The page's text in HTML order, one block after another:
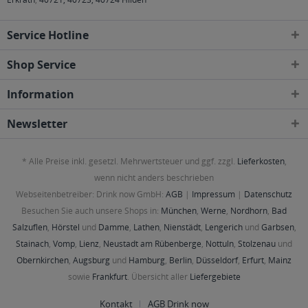
Service Hotline
Shop Service
Information
Newsletter
* Alle Preise inkl. gesetzl. Mehrwertsteuer und ggf. zzgl. Lieferkosten,
wenn nicht anders beschrieben
Webseitenbetreiber: Drink now GmbH: AGB | Impressum | Datenschutz
Besuchen Sie auch unsere Shops in: München, Werne, Nordhorn, Bad
Salzuflen, Hörstel und Damme, Lathen, Nienstädt, Lengerichund Garbsen,
Stainach, Vomp, Lienz, Neustadt am Rübenberge, Nottuln, Stolzenau und
Obernkirchen, Augsburg und Hamburg, Berlin, Düsseldorf, Erfurt, Mainz
sowie Frankfurt. Übersicht aller Liefergebiete
Kontakt AGB Drink now